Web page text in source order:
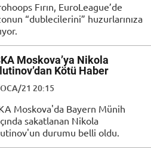
Fırın, EuroLeague’de
“dublecilerini” huzurlarınıza
Moskova’ya Nikola
Kötü Haber
21 20:15
Moskova'da Bayern Münih
sakatlanan Nikola
durumu belli oldu.